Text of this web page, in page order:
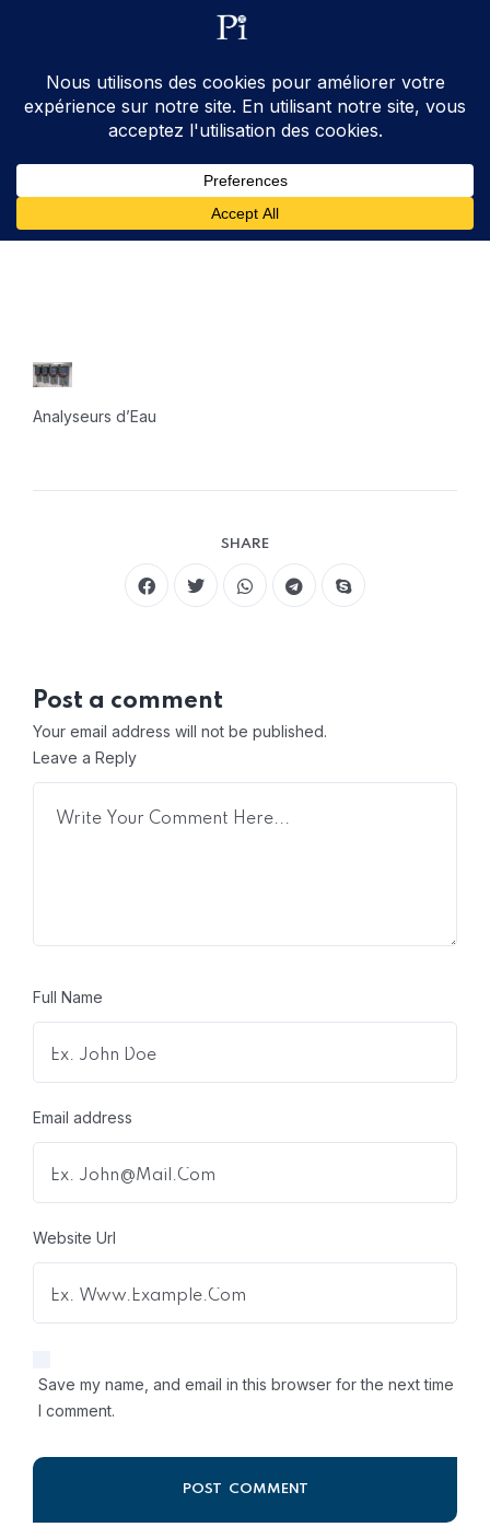
ventes@processinstruments.fr
Analyseurs d’Eau
SHARE
Post a comment
Your email address will not be published.
Leave a Reply
Full Name
Email address
Website Url
Save my name, and email in this browser for the next time
I comment.